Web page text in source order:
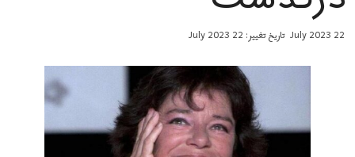
22 July 2023 تاریخ تغییر: 22 July 2023